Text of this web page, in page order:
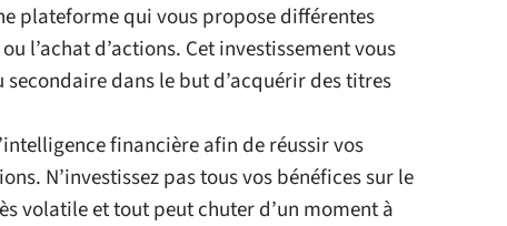
plateforme qui vous propose différentes
l’achat d’actions. Cet investissement vous
dans le but d’acquérir des titres
financière afin de réussir vos
N’investissez pas tous vos bénéfices sur le
volatile et tout peut chuter d’un moment à